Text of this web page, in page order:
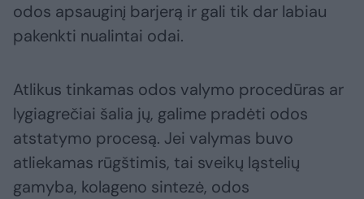
odos apsauginį barjerą ir gali tik dar labiau
pakenkti nualintai odai.
Atlikus tinkamas odos valymo procedūras ar
lygiagrečiai šalia jų, galime pradėti odos
atstatymo procesą. Jei valymas buvo
atliekamas rūgštimis, tai sveikų ląstelių
gamyba, kolageno sintezė, odos